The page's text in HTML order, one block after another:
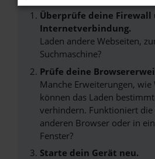
Überprüfe deine Firewall
Internetverbindung.
Laden andere Webseiten,
Suchmaschine?
Prüfe deine
Manche Erweiterungen, wie
können das Laden
verhindern. Funktioniert die
anderen Browser oder in
Fenster?
Starte dein Gerät neu.